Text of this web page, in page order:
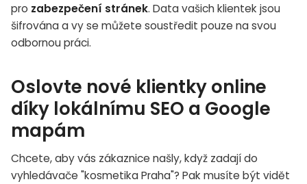
pro zabezpečení stránek. Data vašich klientek jsou
šifrována a vy se můžete soustředit pouze na svou
odbornou práci.
Oslovte nové klientky online
díky lokálnímu SEO a Google
mapám
Chcete, aby vás zákaznice našly, když zadají do
vyhledávače "kosmetika Praha"? Pak musíte být vidět